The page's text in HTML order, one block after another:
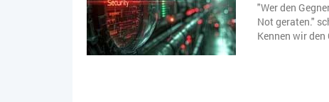
"Wer den
Not geraten."
Kennen wir den